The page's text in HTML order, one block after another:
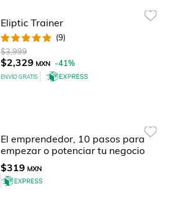
Eliptic Trainer
(9)
$3,999
$2,329 MXN -41%
ENVÍO GRATIS
El emprendedor, 10 pasos para
empezar o potenciar tu negocio
$319 MXN